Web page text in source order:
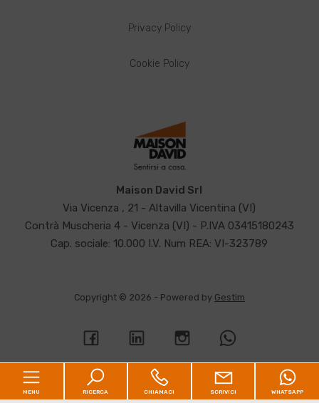
Privacy Policy
Cookie Policy
Maison David Srl
Via Vicenza , 21 - Altavilla Vicentina (VI)
Contrà Muscheria 4 - Vicenza (VI) - P.IVA 03415180243
Cap. sociale: 10.000 I.V. Num REA: VI-323789
Copyright © 2026 - Powered by Gestim
MENU RICERCA CHIAMACI SCRIVICI WHATSAPP